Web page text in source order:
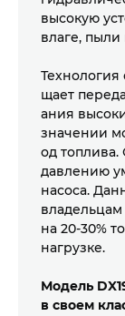
высокую
влаге, пыли
щает
ания
значении
од
давлению
насоса.
владельцам
на 20-30%
нагрузке.
Модель
в своем
НАШИ
ПО ВСЕМ
ВАШЕ ИМЯ
ВВЕДИТЕ
ВАШЕ ИМЯ
ВВЕДИТЕ
+998